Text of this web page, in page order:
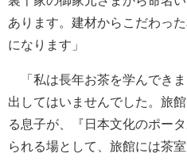
あります。建材からこだわっ
になります」
「私は長年お茶を学んでき
出してはいませんでした。旅
る息子が、『日本文化のポー
られる場として、旅館には茶